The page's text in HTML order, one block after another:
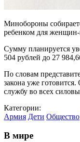
Минобороны
ребенком для
Сумму планируется
504 рублей до 27
По словам
закона уже
службу во всех
Категории:
Армия Дети Общество
В мире